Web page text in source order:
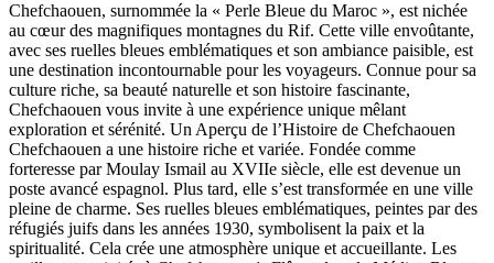
Chefchaouen, surnommée la « Perle Bleue du Maroc », est nichée
au cœur des magnifiques montagnes du Rif. Cette ville envoûtante,
avec ses ruelles bleues emblématiques et son ambiance paisible, est
une destination incontournable pour les voyageurs. Connue pour sa
culture riche, sa beauté naturelle et son histoire fascinante,
Chefchaouen vous invite à une expérience unique mêlant
exploration et sérénité. Un Aperçu de l’Histoire de Chefchaouen
Chefchaouen a une histoire riche et variée. Fondée comme
forteresse par Moulay Ismail au XVIIe siècle, elle est devenue un
poste avancé espagnol. Plus tard, elle s’est transformée en une ville
pleine de charme. Ses ruelles bleues emblématiques, peintes par des
réfugiés juifs dans les années 1930, symbolisent la paix et la
spiritualité. Cela crée une atmosphère unique et accueillante. Les